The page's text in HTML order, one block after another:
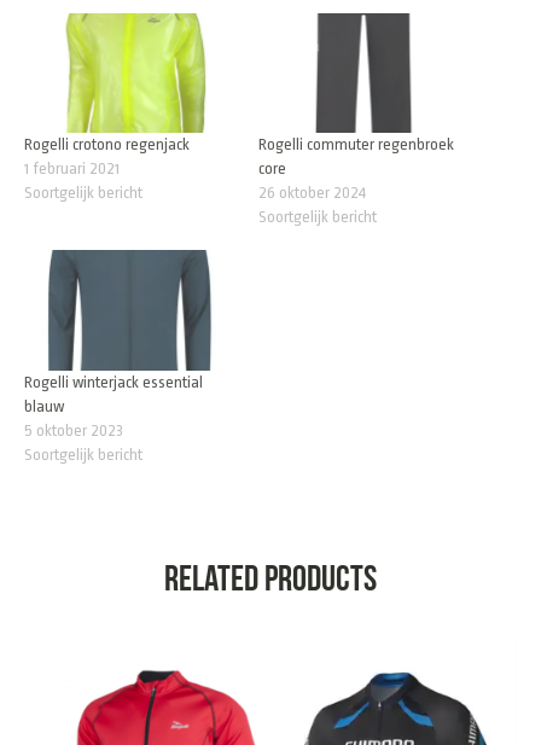
Rogelli crotono regenjack
1 februari 2021
Soortgelijk bericht
Rogelli commuter regenbroek
core
26 oktober 2024
Soortgelijk bericht
Rogelli winterjack essential
blauw
5 oktober 2023
Soortgelijk bericht
Related products